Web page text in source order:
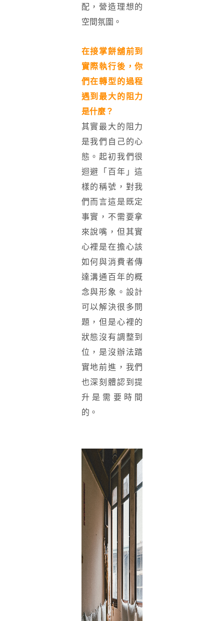
配，營造理想的
空間氛圍。
在接掌餅舖前到
實際執行後，你
們在轉型的過程
遇到最大的阻力
是什麼？
其實最大的阻力
是我們自己的心
態。起初我們很
迴避「百年」這
樣的稱號，對我
們而言這是既定
事實，不需要拿
來說嘴，但其實
心裡是在擔心該
如何與消費者傳
達溝通百年的概
念與形象。設計
可以解決很多問
題，但是心裡的
狀態沒有調整到
位，是沒辦法踏
實地前進，我們
也深刻體認到提
升是需要時間
的。